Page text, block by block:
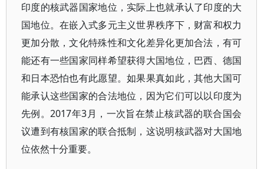
印度的核武器国家地位，实际上也就承认了印度的大
国地位。在嵌入式多元主义世界秩序下，财富和权力
更加分散，文化特殊性和文化差异化更加合法，有可
能还有一些国家同样希望获得大国地位，巴西、德国
和日本恐怕也有此愿望。如果果真如此，其他大国可
能承认这些国家的合法地位，因为它们可以以印度为
先例。2017年3月，一次旨在禁止核武器的联合国会
议遭到有核国家的联合抵制，这说明核武器对大国地
位依然十分重要。